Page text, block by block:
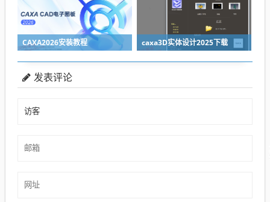
CAXA2026安装教程 caxa3D实体设计2025下载
发表评论